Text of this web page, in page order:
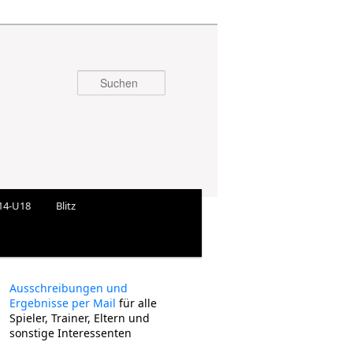
Suchen
U18 Blitz
Ausschreibungen und
Ergebnisse per Mail für alle
Spieler, Trainer, Eltern und
sonstige Interessenten